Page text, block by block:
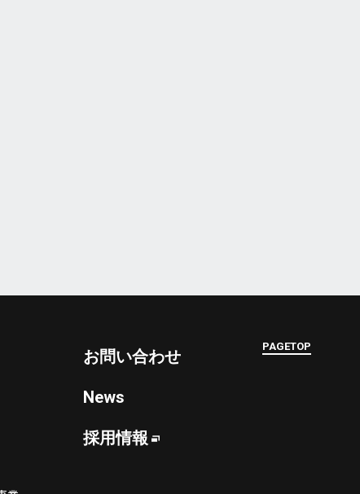
お問い合わせ
News
採用情報
PAGETOP